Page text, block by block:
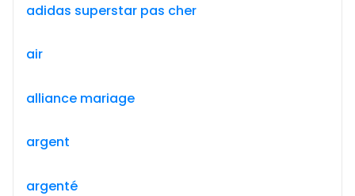
adidas superstar pas cher
air
alliance mariage
argent
argenté